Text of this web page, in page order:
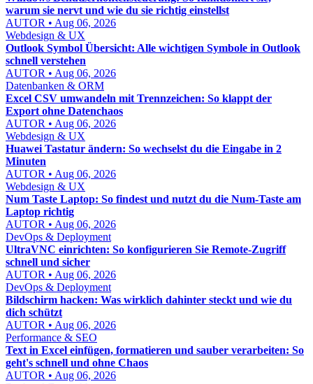
warum sie nervt und wie du sie richtig einstellst
AUTOR • Aug 06, 2026
Webdesign & UX
Outlook Symbol Übersicht: Alle wichtigen Symbole in Outlook
schnell verstehen
AUTOR • Aug 06, 2026
Datenbanken & ORM
Excel CSV umwandeln mit Trennzeichen: So klappt der
Export ohne Datenchaos
AUTOR • Aug 06, 2026
Webdesign & UX
Huawei Tastatur ändern: So wechselst du die Eingabe in 2
Minuten
AUTOR • Aug 06, 2026
Webdesign & UX
Num Taste Laptop: So findest und nutzt du die Num-Taste am
Laptop richtig
AUTOR • Aug 06, 2026
DevOps & Deployment
UltraVNC einrichten: So konfigurieren Sie Remote-Zugriff
schnell und sicher
AUTOR • Aug 06, 2026
DevOps & Deployment
Bildschirm hacken: Was wirklich dahinter steckt und wie du
dich schützt
AUTOR • Aug 06, 2026
Performance & SEO
Text in Excel einfügen, formatieren und sauber verarbeiten: So
geht's schnell und ohne Chaos
AUTOR • Aug 06, 2026